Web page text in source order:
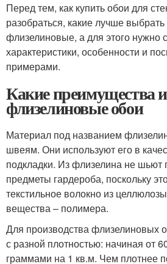
Перед тем, как купить обои для
разобраться, какие лучше
флизелиновые, а для этого нужно
характеристики, особенности и
примерами.
Какие преимущества
флизелиновые обои
Материал под названием
швеям. Они используют его в
подкладки. Из флизелина не
предметы гардероба, поскольку
текстильное волокно из
вещества – полимера.
Для производства флизелиновых
с разной плотностью: начиная от
граммами на 1 кв.м. Чем плотнее